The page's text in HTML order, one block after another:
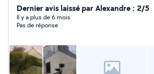
Dernier avis laissé par Alexandre : 2/5
Il y a plus de 6 mois
Pas de réponse